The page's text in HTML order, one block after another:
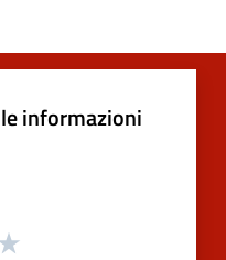
informazioni